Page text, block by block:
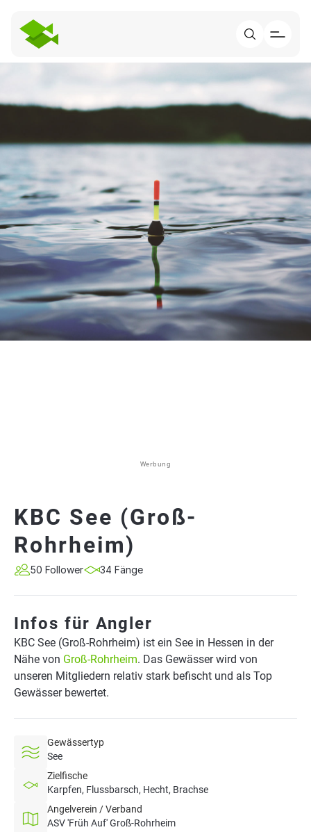
Werbung
KBC See (Groß-
Rohrheim)
50 Follower 34 Fänge
Infos für Angler
KBC See (Groß-Rohrheim) ist ein See in Hessen in der
Nähe von Groß-Rohrheim. Das Gewässer wird von
unseren Mitgliedern relativ stark befischt und als Top
Gewässer bewertet.
Gewässertyp
See
Zielfische
Karpfen, Flussbarsch, Hecht, Brachse
Angelverein / Verband
ASV 'Früh Auf' Groß-Rohrheim